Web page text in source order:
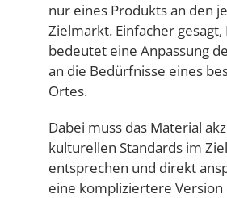
nur eines Produkts an den
Zielmarkt. Einfacher
bedeutet eine Anpassung
an die Bedürfnisse eines
Ortes.
Dabei muss das Material
kulturellen Standards im
entsprechen und direkt
eine kompliziertere Version